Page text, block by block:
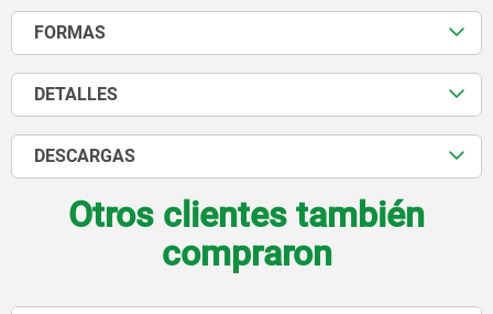
FORMAS
DETALLES
DESCARGAS
Otros clientes también
compraron